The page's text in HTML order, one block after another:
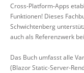
Cross-Platform-Apps
Funktionen! Dieses
Schwichtenberg
auch als Referenzwerk
Das Buch umfasst alle
(Blazor Static-Server-